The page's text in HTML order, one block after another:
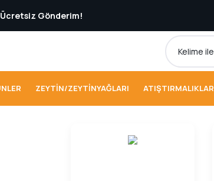
Gönderim!
ZEYTIN/ZEYTINYAĞLARI ATIŞTIRMALIKLAR